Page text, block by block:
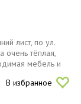
лист, по ул.
очень тёплая,
мебель и
В избранное